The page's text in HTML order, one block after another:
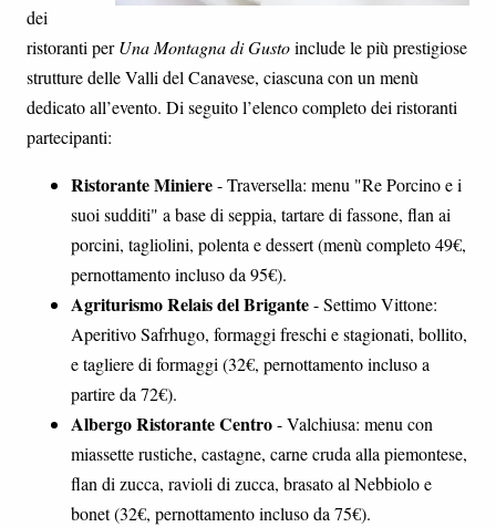
dei
ristoranti perUna Montagna di Gustoinclude le più prestigiose
strutture delle Valli del Canavese, ciascuna con un menù
dedicato all’evento. Di seguito l’elenco completo dei ristoranti
partecipanti:
Ristorante Miniere- Traversella: menu "Re Porcino e i
suoi sudditi" a base di seppia, tartare di fassone, flan ai
porcini, tagliolini, polenta e dessert (menù completo 49€,
pernottamento incluso da 95€).
Agriturismo Relais del Brigante- Settimo Vittone:
Aperitivo Safrhugo, formaggi freschi e stagionati, bollito,
e tagliere di formaggi (32€, pernottamento incluso a
partire da 72€).
Albergo Ristorante Centro- Valchiusa: menu con
miassette rustiche, castagne, carne cruda alla piemontese,
flan di zucca, ravioli di zucca, brasato al Nebbiolo e
bonet (32€, pernottamento incluso da 75€).